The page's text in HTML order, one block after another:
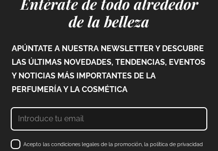
de la belleza
APÚNTATE A NUESTRA NEWSLETTER Y DESCUBRE
LAS ÚLTIMAS NOVEDADES, TENDENCIAS, EVENTOS
Y NOTICIAS MÁS IMPORTANTES DE LA
PERFUMERÍA Y LA COSMÉTICA
Acepto las condiciones legales de la promoción, la política de privacidad